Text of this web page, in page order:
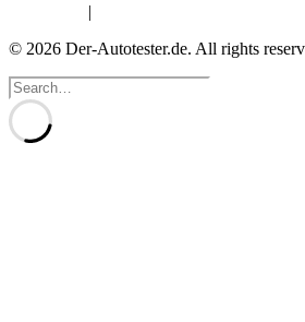
|
© 2026 Der-Autotester.de. All rights